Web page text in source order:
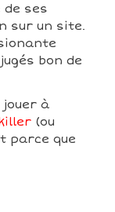
ses
sur un site.
bon de
jouer à
(ou
parce que